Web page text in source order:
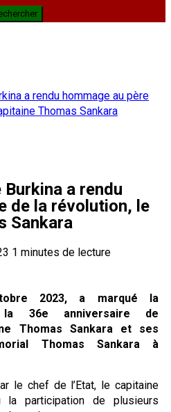
a rendu hommage au père
Thomas Sankara
Burkina a rendu
de la révolution, le
Sankara
1 minutes de lecture
2023, a marqué la
la 36e anniversaire de
Thomas Sankara et ses
Thomas Sankara à
le chef de l’Etat, le capitaine
la participation de plusieurs